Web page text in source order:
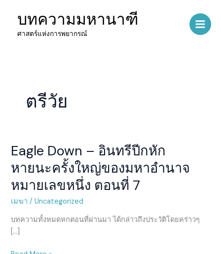
บทความมหานาฑี
ศาสตร์แห่งการพยากรณ์
ตรีวัย
Eagle Down – อินทรีปีกหัก
หายนะครั้งใหญ่ของมหาอำนาจ
หมายเลขหนึ่ง ตอนที่ 7
เมฆา/Uncategorized
บทความทั้งหมดหกตอนที่ผ่านมา ได้กล่าวถึงประวัติโดยคร่าวๆ
[…]
Eagle
Down
–
อินทรี
หายนะ
ครั้ง
ใหญ่